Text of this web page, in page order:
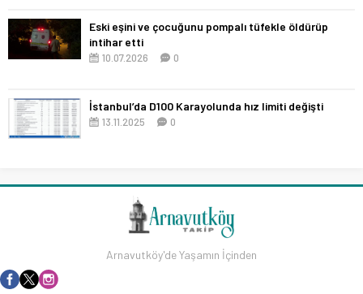
Eski eşini ve çocuğunu pompalı tüfekle öldürüp
intihar etti
10.07.2026 0
İstanbul’da D100 Karayolunda hız limiti değişti
13.11.2025 0
Arnavutköy'de Yaşamın İçinden